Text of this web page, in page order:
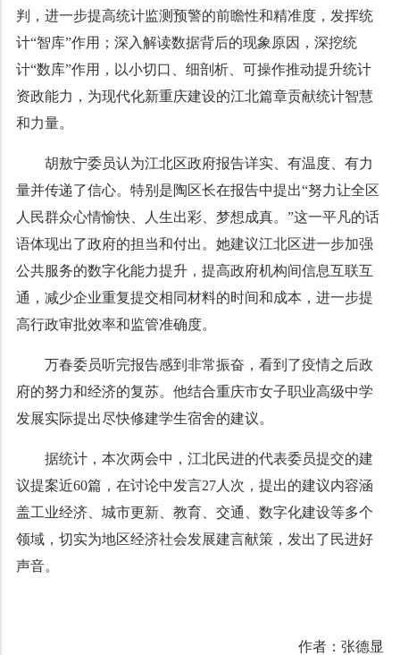
判，进一步提高统计监测预警的前瞻性和精准度，发挥统
计“智库”作用；深入解读数据背后的现象原因，深挖统
计“数库”作用，以小切口、细剖析、可操作推动提升统计
资政能力，为现代化新重庆建设的江北篇章贡献统计智慧
和力量。
胡敖宁委员认为江北区政府报告详实、有温度、有力
量并传递了信心。特别是陶区长在报告中提出“努力让全区
人民群众心情愉快、人生出彩、梦想成真。”这一平凡的话
语体现出了政府的担当和付出。她建议江北区进一步加强
公共服务的数字化能力提升，提高政府机构间信息互联互
通，减少企业重复提交相同材料的时间和成本，进一步提
高行政审批效率和监管准确度。
万春委员听完报告感到非常振奋，看到了疫情之后政
府的努力和经济的复苏。他结合重庆市女子职业高级中学
发展实际提出尽快修建学生宿舍的建议。
据统计，本次两会中，江北民进的代表委员提交的建
议提案近60篇，在讨论中发言27人次，提出的建议内容涵
盖工业经济、城市更新、教育、交通、数字化建设等多个
领域，切实为地区经济社会发展建言献策，发出了民进好
声音。
作者：张德显